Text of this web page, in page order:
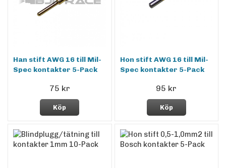
Han stift AWG 16 till Mil-
Spec kontakter 5-Pack
75 kr
Köp
Hon stift AWG 16 till Mil-
Spec kontakter 5-Pack
95 kr
Köp